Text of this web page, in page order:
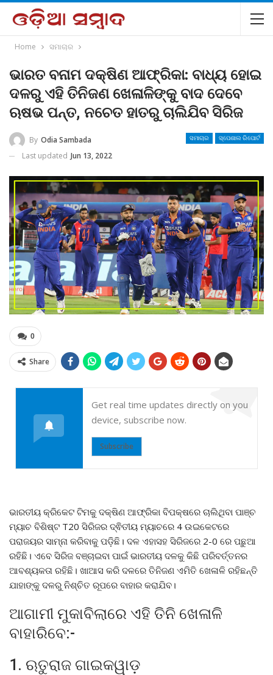
Home ସମାଚାର
ଭାରତ ବନାମ ଦକ୍ଷିଣ ଆଫ୍ରିକା: ବାଧ୍ୟ ହୋଇ
ଦଳରୁ ଏହି ତିନିଜଣ ଖେଳାଳିଙ୍କୁ ବାଦ ଦେବେ
ଋଷଭ ପନ୍ତ, ନଚେତ ହାତରୁ ଚାଲିଯିବ ସିରିଜ
ସମାଚାର ସ୍ପେଶାଲ ରିପୋର୍ଟ
By Odia Sambada
Last updated Jun 13, 2022
0
Share
Get real time updates directly on you
device, subscribe now.
Subscribe
ଭାରତୀୟ କ୍ରିକେଟ ଟିମକୁ ଦକ୍ଷିଣ ଆଫ୍ରିକା ବିପକ୍ଷରେ ଚାଲିଥିବା ପାଞ୍ଚ
ମ୍ୟାଚ ବିଶିଷ୍ଟ T20 ସିରିଜର ଦ୍ଵିତୀୟ ମ୍ୟାଚରେ 4 ଉଇକେଟରେ
ପରାଜୟର ସାମ୍ନା କରିବାକୁ ପଡ଼ିଛି। ଦଳ ଏହାସହ ସିରିଜରେ 2-0 ରେ ପଛୁଆ
ରହିଛି। ଏବେ ସିରିଜ ବଞ୍ଚାଇବା ପାଇଁ ଭାରତୀୟ ଦଳକୁ କିଛି ପରିବର୍ତ୍ତନର
ଆବଶ୍ୟକତା ରହିଛି। ଖାଆସ କରି ଦଳରେ ତିନିଜଣ ଏମିତି ଖେଳାଳି ରହିଛନ୍ତି
ଯାହାଙ୍କୁ ଦଳରୁ ନିଶ୍ଚିତ ରୂପରେ ବାହାର କରାଯିବ।
ଆଗାମୀ ମୁକାବିଲାରେ ଏହି ତିନି ଖେଳାଳି
ବାହାରିବେ:-
1. ଋତୁରାଜ ଗାଇକୱାଡ଼